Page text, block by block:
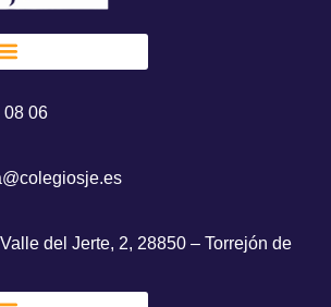
08 06
del Jerte, 2, 28850 – Torrejón de